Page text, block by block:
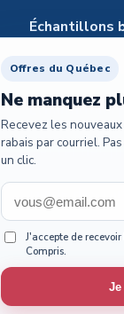
Offres du Québec
Ne manquez
Recevez les
rabais par courriel.
un clic.
J'accepte de
Compris.
Échantillons
Santé et
Échantillons
Tester des
Guide des
Concours